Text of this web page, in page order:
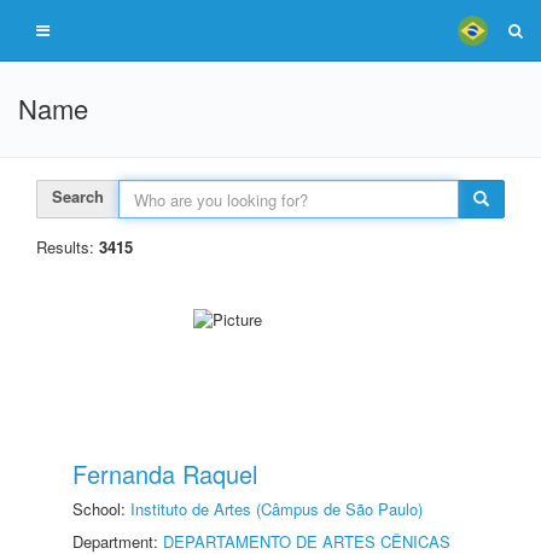
Name
Search
Results: 3415
Fernanda Raquel
School: Instituto de Artes (Câmpus de São Paulo)
Department: DEPARTAMENTO DE ARTES CÊNICAS